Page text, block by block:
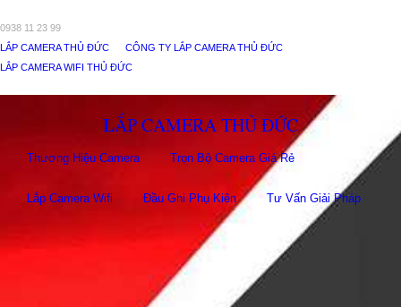
0938 11 23 99
LẮP CAMERA THỦ ĐỨC
CÔNG TY LẮP CAMERA THỦ ĐỨC
LẮP CAMERA WIFI THỦ ĐỨC
LẮP CAMERA THỦ ĐỨC
Thương Hiệu Camera Trọn Bộ Camera Giá Rẻ
Lắp Camera Wifi Đầu Ghi Phụ Kiên Tư Vấn Giải Pháp